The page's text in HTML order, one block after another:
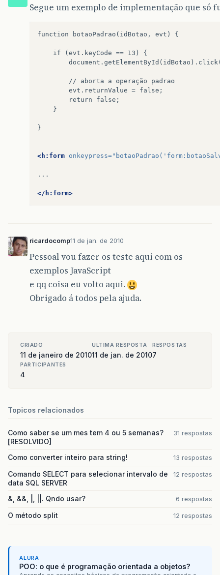
Segue um exemplo de implementação que só
function botaoPadrao(idBotao, evt) {
if (evt.keyCode == 13)
// aborta a operação
evt.returnValue =
return
}
}
<h:form onkeypress=
...
</h:form>
ricardocomp11 de jan. de 2010
Pessoal vou fazer os teste aqui com os
exemplos JavaScript
e qq coisa eu volto aqui.
Obrigado á todos pela ajuda.
CRIADO
11 de janeiro de 2010
ULTIMA RESPOSTA
11 de jan. de 2010
RESPOSTAS
7
PARTICIPANTES
4
Topicos relacionados
Como saber se um mes tem 4 ou 5 semanas?
[RESOLVIDO]
31 respostas
Como converter inteiro para string! 13 respostas
Comando SELECT para selecionar intervalo de
data SQL SERVER
12 respostas
&, &&, |, ||. Qndo usar? 6 respostas
O método split 12 respostas
ALURA
POO: o que é programação orientada a objetos?